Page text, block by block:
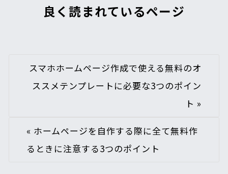
良く読まれているページ
« ホームページを自作する際に全て無料作
るときに注意する3つのポイント
スマホホームページ作成で使える無料のオ
ススメテンプレートに必要な3つのポイン
ト »